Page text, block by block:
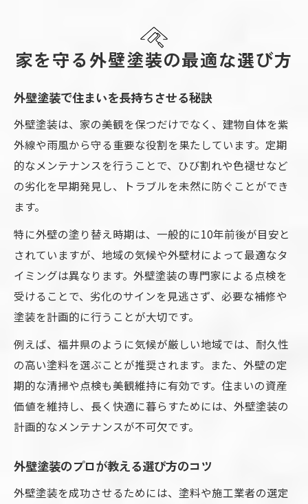
美観長持ちの秘訣は外壁塗装の質
外壁塗装の質が美観維持に重要な理由
外壁塗装でアートウォールを実現する方法
外壁塗装でペイントアートを楽しむコツ
外壁塗装の質で建物価値はどう変わる？
外壁塗装が家の印象を左右するポイント
ダメ込み対策で安心な外壁塗装を実現
外壁塗装でダメ込みを防ぐチェック項目
外壁塗装の隠れコストを見抜く賢い方法
外壁塗装でダメ込み対策を徹底する理由
外壁塗装のトラブルを防ぐポイントとは
外壁塗装で色選びに失敗しない方法
外壁塗装で不幸になる色を避けるコツ
外壁塗装の色選びで後悔しないために
外壁塗装で人気カラーと失敗例を比較
外壁塗装の色選びで美観を保つポイント
外壁塗装で断熱効果を高める塗料の選び方
外壁塗装の断熱性で快適な住環境を実現
家を守る外壁塗装の最適な選び方
外壁塗装で住まいを長持ちさせる秘訣
外壁塗装は、家の美観を保つだけでなく、建物自体を紫
外線や雨風から守る重要な役割を果たしています。定期
的なメンテナンスを行うことで、ひび割れや色褪せなど
の劣化を早期発見し、トラブルを未然に防ぐことができ
ます。
特に外壁の塗り替え時期は、一般的に10年前後が目安と
されていますが、地域の気候や外壁材によって最適なタ
イミングは異なります。外壁塗装の専門家による点検を
受けることで、劣化のサインを見逃さず、必要な補修や
塗装を計画的に行うことが大切です。
例えば、福井県のように気候が厳しい地域では、耐久性
の高い塗料を選ぶことが推奨されます。また、外壁の定
期的な清掃や点検も美観維持に有効です。住まいの資産
価値を維持し、長く快適に暮らすためには、外壁塗装の
計画的なメンテナンスが不可欠です。
外壁塗装のプロが教える選び方のコツ
外壁塗装を成功させるためには、塗料や施工業者の選定